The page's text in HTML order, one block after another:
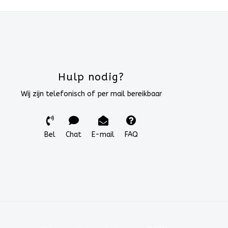
Hulp nodig?
Wij zijn telefonisch of per mail bereikbaar
Bel Chat E-mail FAQ